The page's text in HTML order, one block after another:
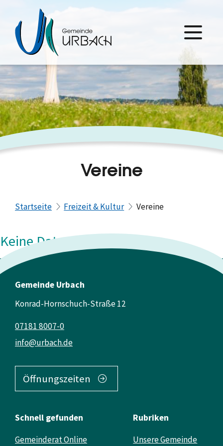
Vereine
Startseite Freizeit & Kultur Vereine
Keine Daten vorhanden
Gemeinde Urbach
Konrad-Hornschuch-Straße 12
info@urbach.de
07181 8007-0
Öffnungszeiten
Schnell gefunden
Gemeinderat Online
Rubriken
Unsere Gemeinde